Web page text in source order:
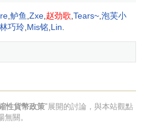
度到上下3%；美元
的4%，銀行可在規定價差幅度
再一次放寬人民幣匯率浮動
鲈鱼 Zxe 赵劲歌 Tears~ 泡芙小
林巧玲 Mis铭 Lin
性貨幣政策"展開的討論，與本站觀點
無關。